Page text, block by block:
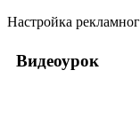
Настройка
Видеоурок